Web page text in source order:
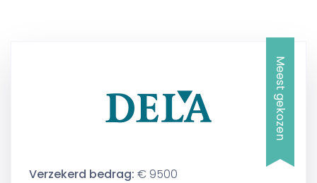
Meest gekozen
Verzekerd bedrag: € 9500